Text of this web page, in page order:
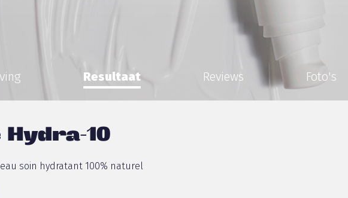
Resultaat Reviews Foto's
10
soin hydratant 100% naturel